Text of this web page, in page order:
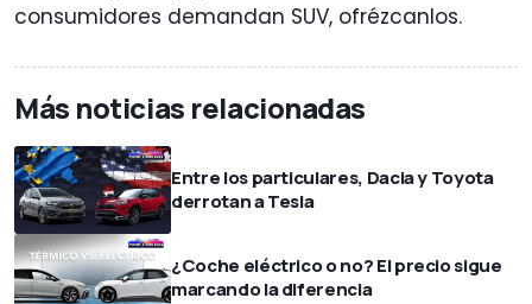
consumidores demandan SUV, ofrézcanlos.
Más noticias relacionadas
Entre los particulares, Dacia y Toyota
derrotan a Tesla
¿Coche eléctrico o no? El precio sigue
marcando la diferencia